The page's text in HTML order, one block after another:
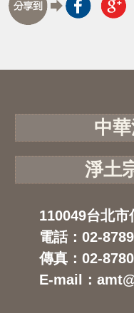
中
淨土
110049台北
電話：02-
傳真：02-
E-mail：